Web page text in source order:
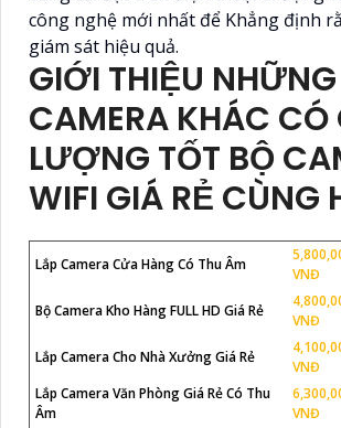
công nghệ mới nhất để Khẳng định
giám sát hiệu quả.
GIỚI THIỆU NHỮNG
CAMERA KHÁC CÓ
LƯỢNG TỐT BỘ
WIFI GIÁ RẺ CÙNG
Lắp Camera Cửa Hàng Có Thu Âm
VNĐ
Bộ Camera Kho Hàng FULL HD Giá Rẻ
VNĐ
Lắp Camera Cho Nhà Xưởng Giá Rẻ
VNĐ
Lắp Camera Văn Phòng Giá Rẻ Có Thu
Âm
VNĐ